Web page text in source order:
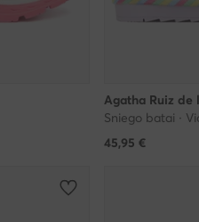
Agatha Ruiz de
Sniego batai ·
45,95 €